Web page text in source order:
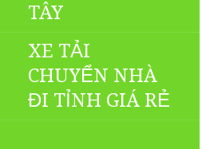
TÂY
XE TẢI
CHUYỂN NHÀ
ĐI TỈNH GIÁ RẺ